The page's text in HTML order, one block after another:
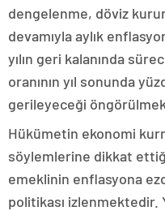
dengelenme, döviz
devamıyla aylık
yılın geri kalanında
oranının yıl sonunda
gerileyeceği
Hükümetin ekonomi
söylemlerine dikkat
emeklinin enflasyona
politikası izlenmektedir.